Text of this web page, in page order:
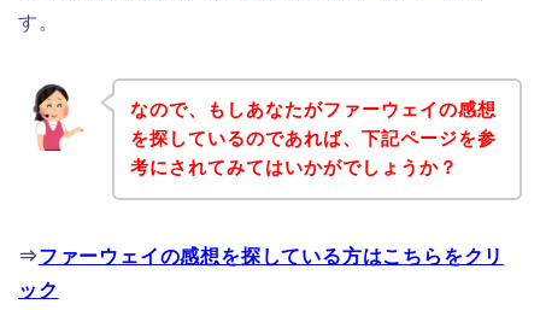
す。
なので、もしあなたがファーウェイの感想
を探しているのであれば、下記ページを参
考にされてみてはいかがでしょうか？
⇒ファーウェイの感想を探している方はこちらをクリ
ック